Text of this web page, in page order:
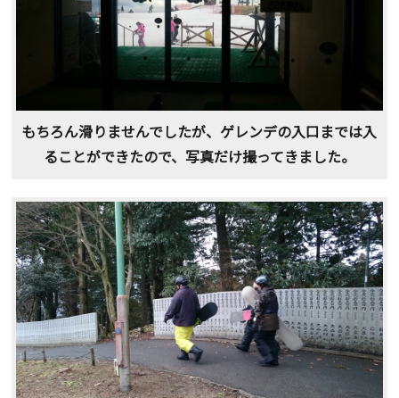
もちろん滑りませんでしたが、ゲレンデの入口までは入
ることができたので、写真だけ撮ってきました。